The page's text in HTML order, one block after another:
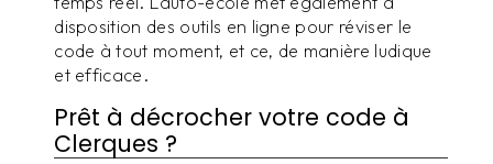
disposition des outils en ligne pour réviser le
code à tout moment, et ce, de manière ludique
et efficace.
Prêt à décrocher votre code à
Clerques ?